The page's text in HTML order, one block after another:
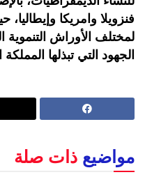
فنزويلا وامريكا
لمختلف الأوراش
الجهود التي تبذلها المملكة
مواضيع ذات صلة